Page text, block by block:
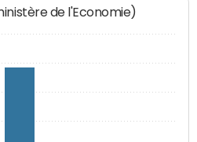
de l'Economie)